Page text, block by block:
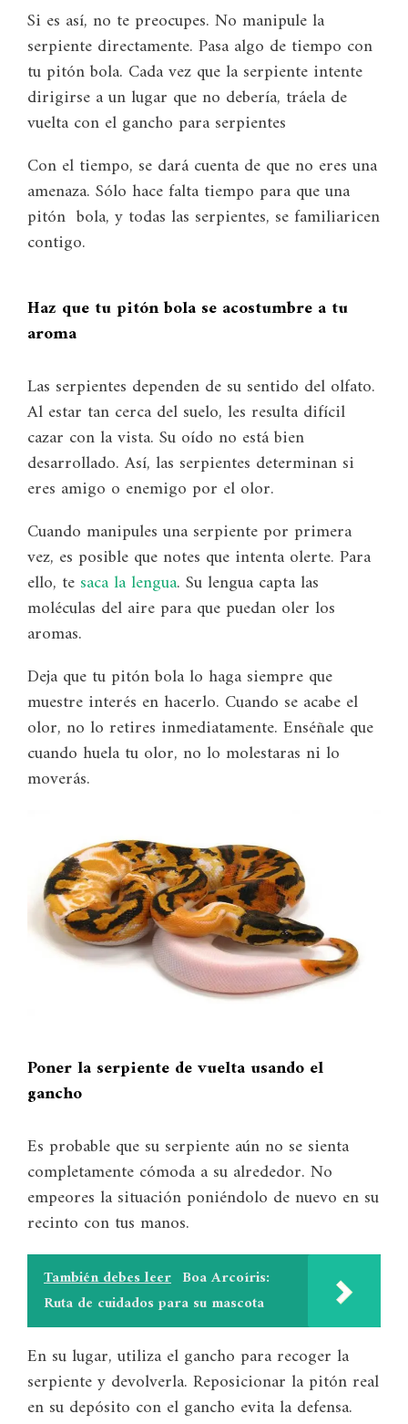
Si es así, no te preocupes. No manipule la
serpiente directamente. Pasa algo de tiempo con
tu pitón bola. Cada vez que la serpiente intente
dirigirse a un lugar que no debería, tráela de
vuelta con el gancho para serpientes
Con el tiempo, se dará cuenta de que no eres una
amenaza. Sólo hace falta tiempo para que una
pitón bola, y todas las serpientes, se familiaricen
contigo.
Haz que tu pitón bola se acostumbre a tu
aroma
Las serpientes dependen de su sentido del olfato.
Al estar tan cerca del suelo, les resulta difícil
cazar con la vista. Su oído no está bien
desarrollado. Así, las serpientes determinan si
eres amigo o enemigo por el olor.
Cuando manipules una serpiente por primera
vez, es posible que notes que intenta olerte. Para
ello, tesaca la lengua. Su lengua capta las
moléculas del aire para que puedan oler los
aromas.
Deja que tu pitón bola lo haga siempre que
muestre interés en hacerlo. Cuando se acabe el
olor, no lo retires inmediatamente. Enséñale que
cuando huela tu olor, no lo molestaras ni lo
moverás.
Poner la serpiente de vuelta usando el
gancho
Es probable que su serpiente aún no se sienta
completamente cómoda a su alrededor. No
empeores la situación poniéndolo de nuevo en su
recinto con tus manos.
También debes leer Boa Arcoíris:
Ruta de cuidados para su mascota
En su lugar, utiliza el gancho para recoger la
serpiente y devolverla. Reposicionar la pitón real
en su depósito con el gancho evita la defensa.